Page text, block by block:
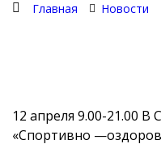
Главная Новости
12 апреля 9.00-21.00
«Спортивно